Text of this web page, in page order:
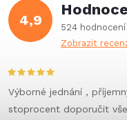
4,9
524
Zobrazit
Výborné jednání ,
stoprocent doporučit